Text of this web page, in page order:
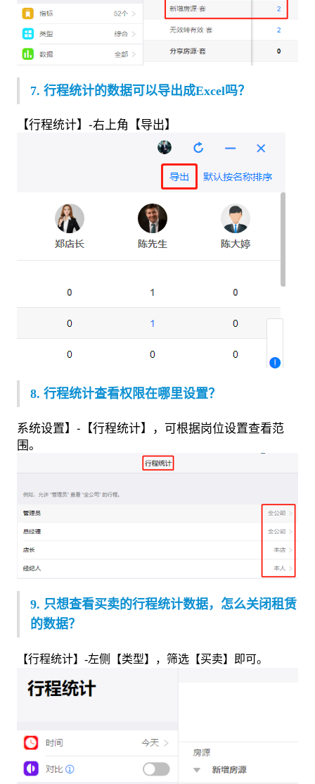
7. 行程统计的数据可以导出成Excel吗？
【行程统计】-右上角 【导出】
8. 行程统计查看权限在哪里设置？
系统设置】-【行程统计】，可根据岗位设置查看范
围。
9. 只想查看买卖的行程统计数据，怎么关闭租赁
的数据？
【行程统计】-左侧【类型】，筛选【买卖】即可。